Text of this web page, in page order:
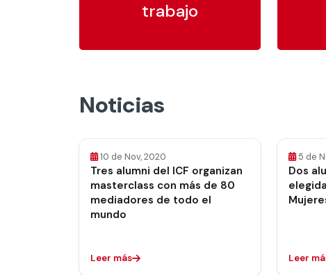
trabajo
Noticias
10 de Nov, 2020
Tres alumni del ICF organizan
masterclass con más de 80
mediadores de todo el
mundo
Leer más
5 de
Dos
Leer